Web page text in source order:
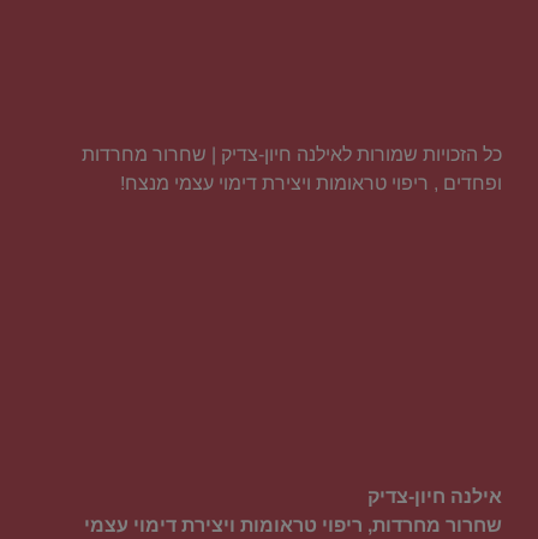
כל הזכויות שמורות לאילנה חיון-צדיק | שחרור מחרדות
ופחדים , ריפוי טראומות ויצירת דימוי עצמי מנצח!
אילנה חיון-צדיק
שחרור מחרדות, ריפוי טראומות ויצירת דימוי עצמי